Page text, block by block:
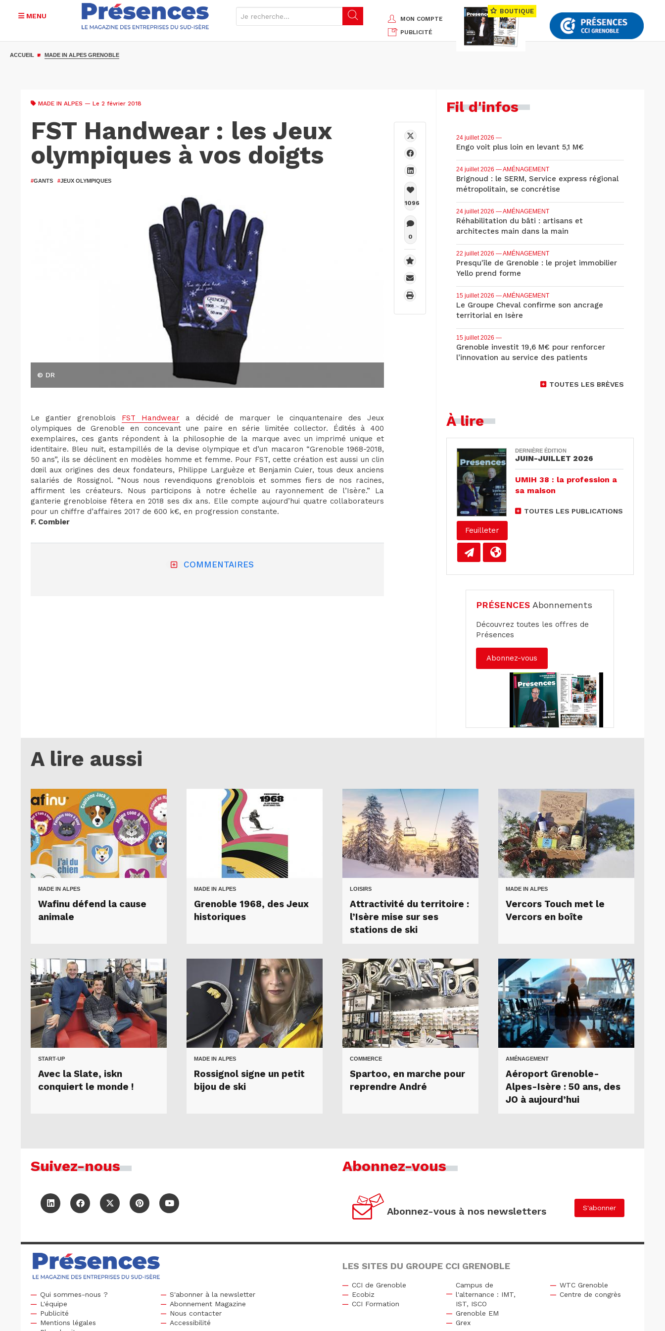
MENU
MON COMPTE
PUBLICITÉ
BOUTIQUE
ACCUEIL MADE IN ALPES GRENOBLE
MADE IN ALPES — Le 2 février 2018
FST Handwear : les Jeux
olympiques à vos doigts
#GANTS #JEUX OLYMPIQUES
© DR
Le gantier grenoblois FST Handwear a décidé de marquer le cinquantenaire des Jeux
olympiques de Grenoble en concevant une paire en série limitée collector. Édités à 400
exemplaires, ces gants répondent à la philosophie de la marque avec un imprimé unique et
identitaire. Bleu nuit, estampillés de la devise olympique et d’un macaron “Grenoble 1968-2018,
50 ans”, ils se déclinent en modèles homme et femme. Pour FST, cette création est aussi un clin
dœil aux origines des deux fondateurs, Philippe Larguèze et Benjamin Cuier, tous deux anciens
salariés de Rossignol. “Nous nous revendiquons grenoblois et sommes fiers de nos racines,
affirment les créateurs. Nous participons à notre échelle au rayonnement de l’Isère.” La
ganterie grenobloise fêtera en 2018 ses dix ans. Elle compte aujourd’hui quatre collaborateurs
pour un chiffre d’affaires 2017 de 600 k€, en progression constante.
F. Combier
COMMENTAIRES
1096
0
Fil d'infos
24 juillet 2026 —
Engo voit plus loin en levant 5,1 M€
24 juillet 2026 — AMÉNAGEMENT
Brignoud : le SERM, Service express régional
métropolitain, se concrétise
24 juillet 2026 — AMÉNAGEMENT
Réhabilitation du bâti : artisans et
architectes main dans la main
22 juillet 2026 — AMÉNAGEMENT
Presqu'île de Grenoble : le projet immobilier
Yello prend forme
15 juillet 2026 — AMÉNAGEMENT
Le Groupe Cheval confirme son ancrage
territorial en Isère
15 juillet 2026 —
Grenoble investit 19,6 M€ pour renforcer
l’innovation au service des patients
TOUTES LES BRÈVES
À lire
Feuilleter
DERNIÈRE ÉDITION
JUIN-JUILLET 2026
UMIH 38 : la profession a
sa maison
TOUTES LES PUBLICATIONS
PRÉSENCES Abonnements
Découvrez toutes les offres de
Présences
Abonnez-vous
A lire aussi
MADE IN ALPES
Wafinu défend la cause
animale
MADE IN ALPES
Grenoble 1968, des Jeux
historiques
LOISIRS
Attractivité du territoire :
l’Isère mise sur ses
stations de ski
MADE IN ALPES
Vercors Touch met le
Vercors en boîte
START-UP
Avec la Slate, iskn
conquiert le monde !
MADE IN ALPES
Rossignol signe un petit
bijou de ski
COMMERCE
Spartoo, en marche pour
reprendre André
AMÉNAGEMENT
Aéroport Grenoble-
Alpes-Isère : 50 ans, des
JO à aujourd’hui
Suivez-nous Abonnez-vous
Abonnez-vous à nos newsletters S'abonner
Qui sommes-nous ?
L'équipe
Publicité
S'abonner à la newsletter
Abonnement Magazine
Nous contacter
Mentions légales
Accessibilité
LES SITES DU GROUPE CCI GRENOBLE
CCI de Grenoble
Ecobiz
CCI Formation
Campus de
l'alternance : IMT,
IST, ISCO
Grenoble EM
Grex
WTC Grenoble
Centre de congrès